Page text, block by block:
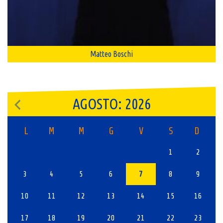
Matteo Boschi
AGOSTO: 2026
L M M G V S D
1 2
3 4 5 6 7 8 9
10 11 12 13 14 15 16
17 18 19 20 21 22 23